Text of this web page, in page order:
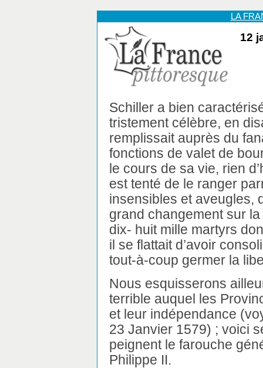
LA
12
Schiller a bien
tristement célèbre, en
remplissait auprès du
fonctions de valet de
le cours de sa vie, rien
est tenté de le ranger
insensibles et aveugles,
grand changement sur
dix- huit mille martyrs
il se flattait d’avoir
tout-à-coup germer la
Nous esquisserons
terrible auquel les
et leur indépendance
23 Janvier 1579) ; voici
peignent le farouche
Philippe II.